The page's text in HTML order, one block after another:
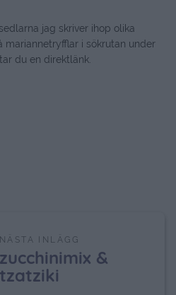
jag skriver ihop olika
mariannetryfflar i sökrutan under
du en direktlänk.
NÄSTA INLÄGG
zucchinimix &
tzatziki